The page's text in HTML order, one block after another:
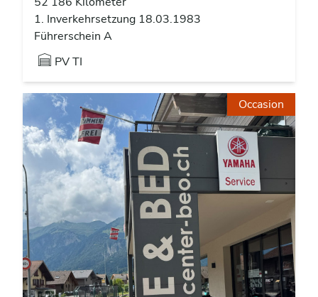
1. Inverkehrsetzung 18.03.1983
Führerschein A
PV TI
Occasion